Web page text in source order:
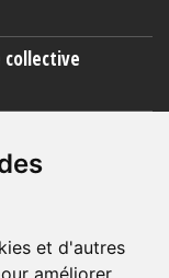
et d'autres
améliorer
collective
familles sur les